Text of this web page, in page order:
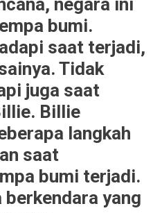
negara ini
bumi.
saat terjadi,
Tidak
juga saat
Billie
langkah
saat
bumi terjadi.
yang